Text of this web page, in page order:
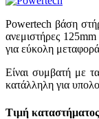
Powertech βάση
ανεμιστήρες
για εύκολη μεταφορά
Είναι συμβατή με
κατάλληλη για
Τιμή